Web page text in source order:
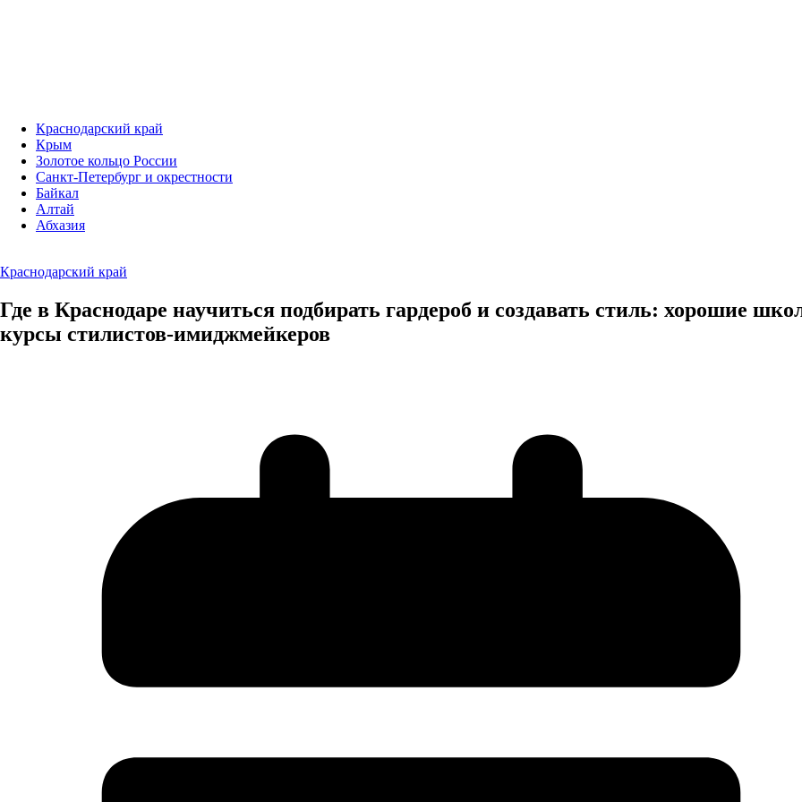
Краснодарский край
Крым
Золотое кольцо России
Санкт-Петербург и окрестности
Байкал
Алтай
Абхазия
Краснодарский край
Где в Краснодаре научиться подбирать гардероб и создавать стиль: хорошие
курсы стилистов-имиджмейкеров